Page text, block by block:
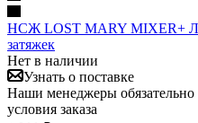
НСЖ LOST MARY MIXER+
затяжек
Нет в наличии
Узнать о поставке
Наши менеджеры обязательно
условия заказа